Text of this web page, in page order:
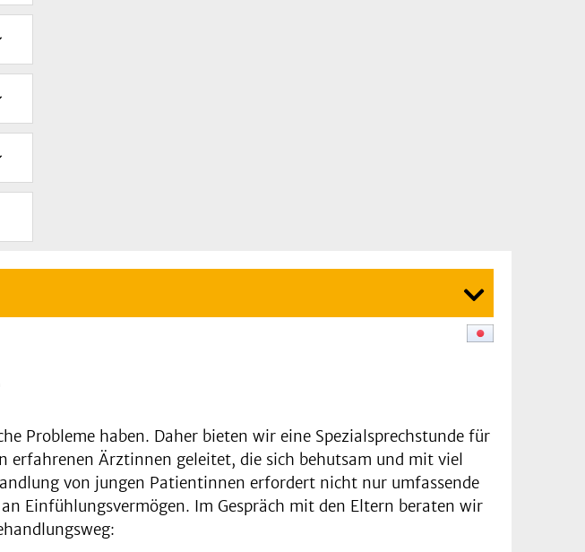
Probleme haben. Daher bieten wir eine Spezialsprechstunde für
erfahrenen Ärztinnen geleitet, die sich behutsam und mit viel
von jungen Patientinnen erfordert nicht nur umfassende
Einfühlungsvermögen. Im Gespräch mit den Eltern beraten wir